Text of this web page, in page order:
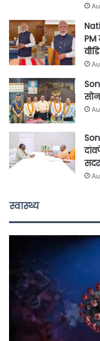
PM
स्वास्थ्य